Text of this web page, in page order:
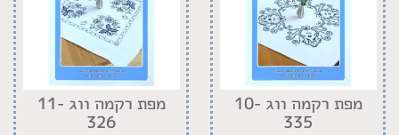
מפת רקמה ווג 10-
335
מפת רקמה ווג 11-
326